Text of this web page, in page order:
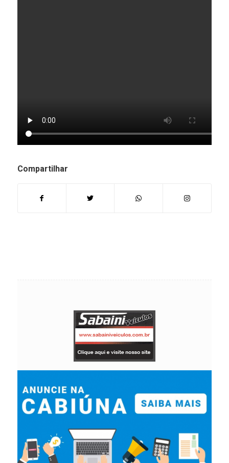
Compartilhar